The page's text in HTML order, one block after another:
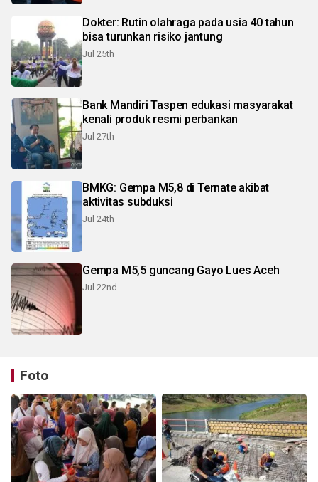
Dokter: Rutin olahraga pada usia 40 tahun
bisa turunkan risiko jantung
Jul 25th
Bank Mandiri Taspen edukasi masyarakat
kenali produk resmi perbankan
Jul 27th
BMKG: Gempa M5,8 di Ternate akibat
aktivitas subduksi
Jul 24th
Gempa M5,5 guncang Gayo Lues Aceh
Jul 22nd
Foto